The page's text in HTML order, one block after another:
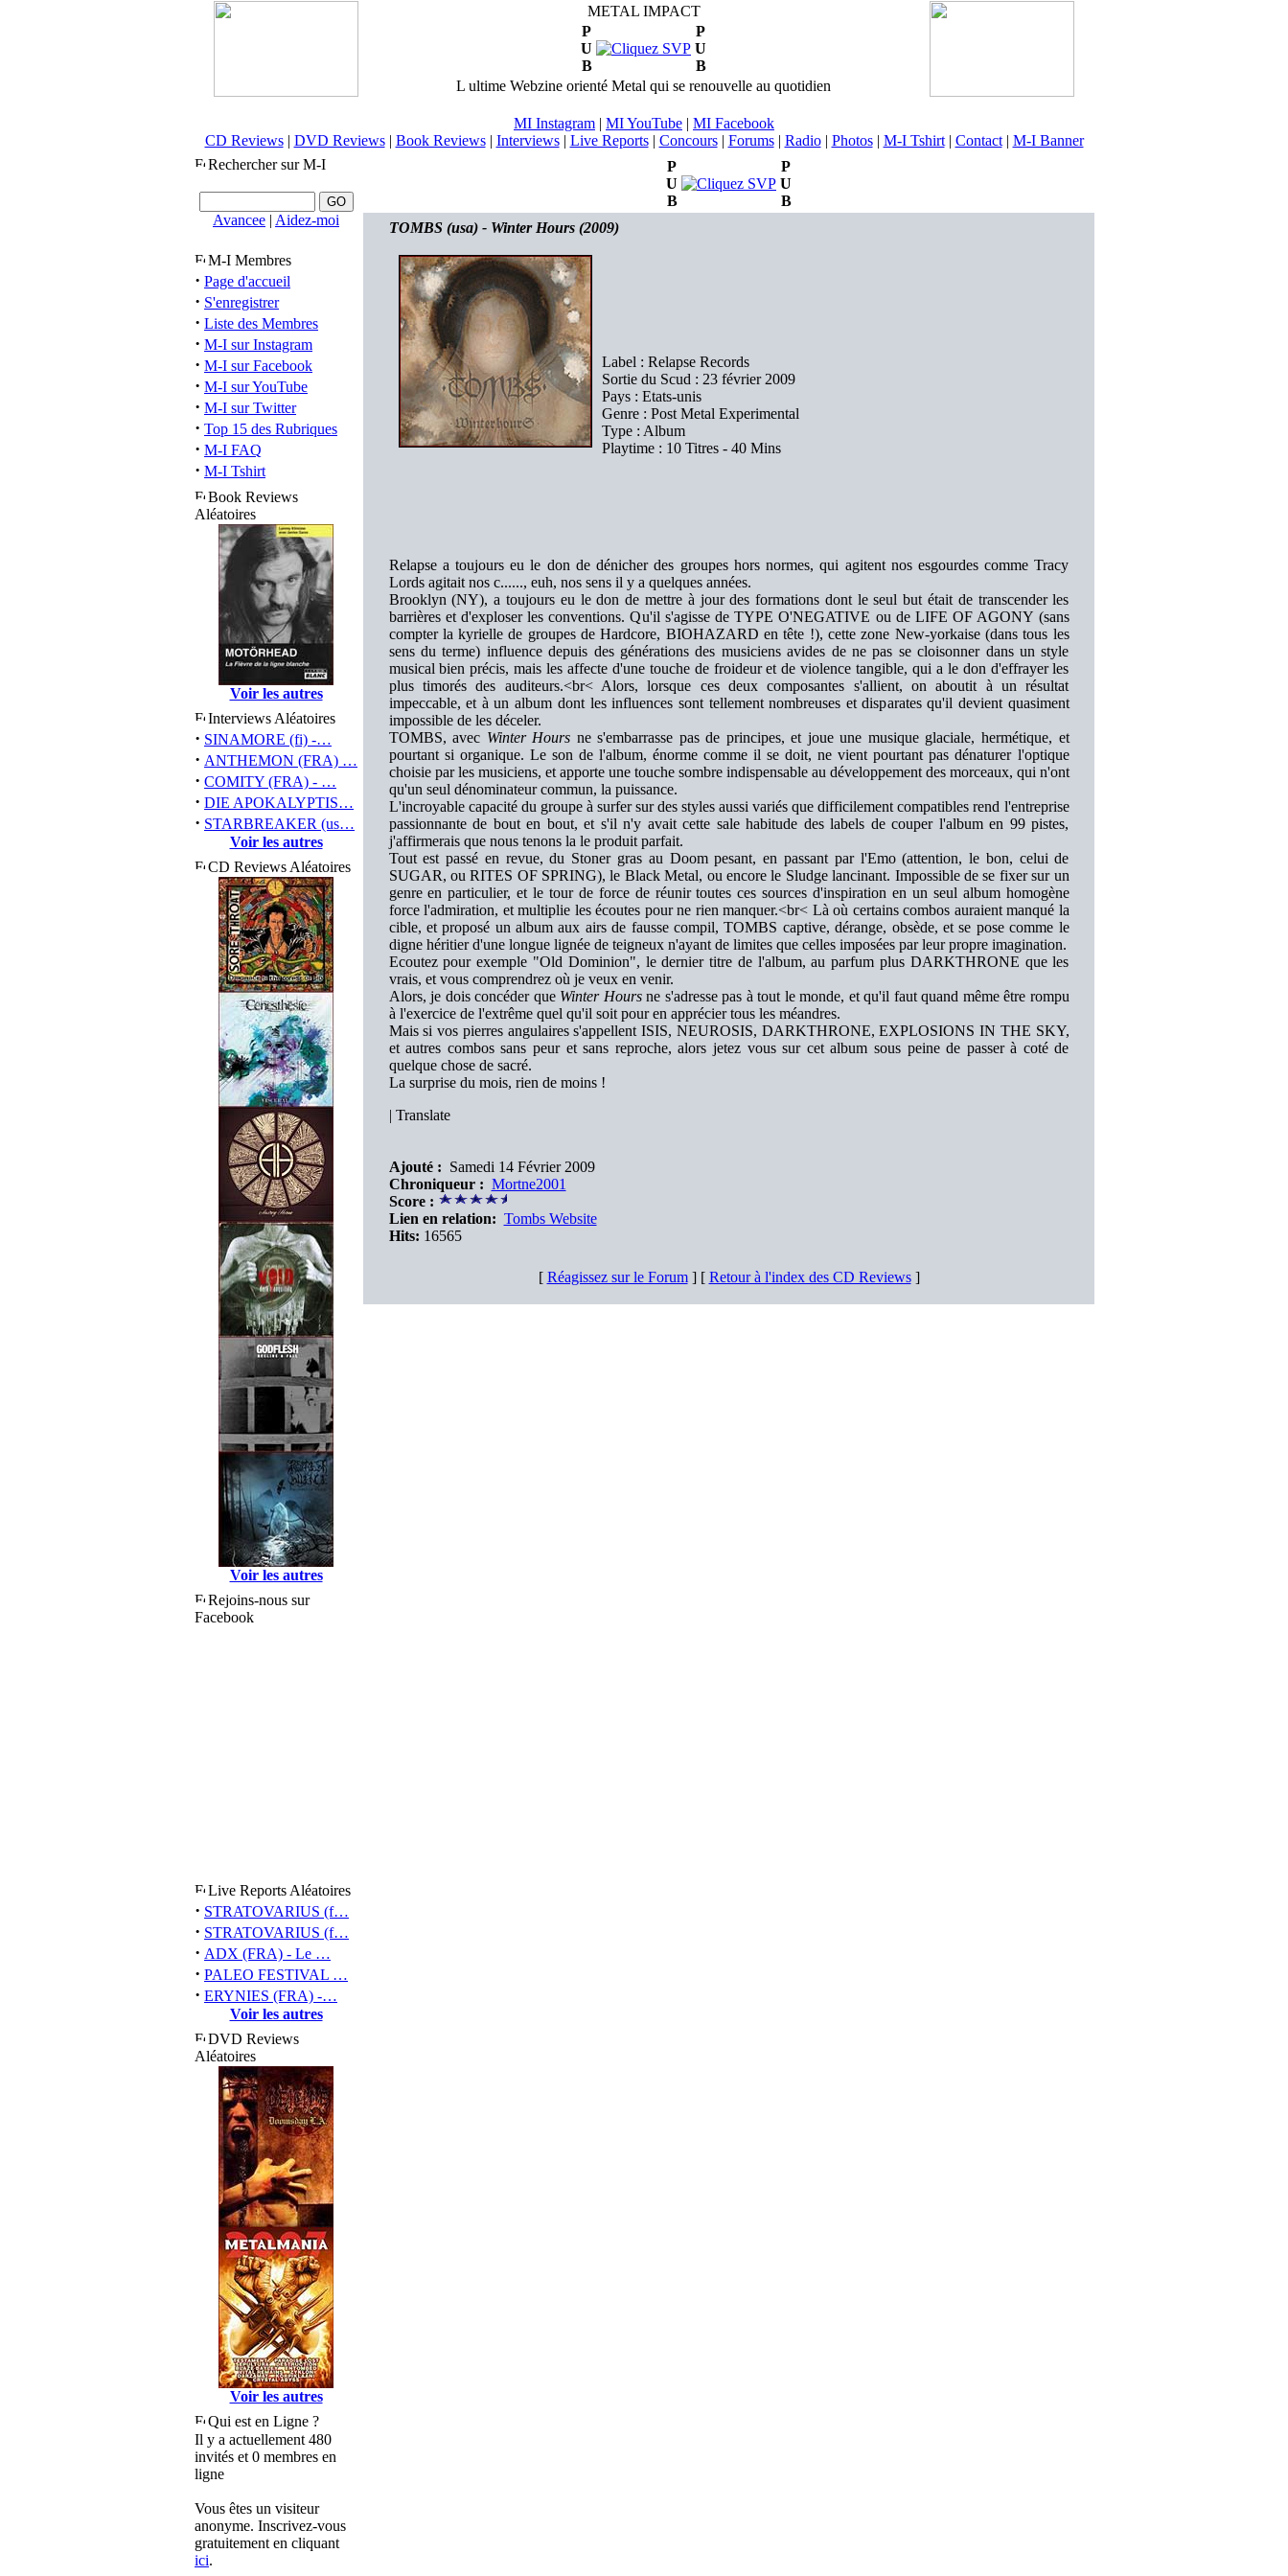
METAL IMPACT
P
U
B
P
U
B
L ultime Webzine orienté Metal qui se renouvelle au quotidien
MI Instagram | MI YouTube | MI Facebook
CD Reviews| DVD Reviews| Book Reviews| Interviews| Live Reports| Concours| Forums| Radio| Photos| M-I Tshirt| Contact| M-I Banner
Rechercher sur M-I
Avancee | Aidez-moi
M-I Membres
· Page d'accueil
· S'enregistrer
· Liste des Membres
· M-I sur Instagram
· M-I sur Facebook
· M-I sur YouTube
· M-I sur Twitter
· Top 15 des Rubriques
· M-I FAQ
· M-I Tshirt
Book Reviews
Aléatoires
Voir les autres
Interviews Aléatoires
· SINAMORE (fi) -…
· ANTHEMON (FRA) …
· COMITY (FRA) - …
· DIE APOKALYPTIS…
· STARBREAKER (us…
Voir les autres
CD Reviews Aléatoires
Voir les autres
Rejoins-nous sur
Facebook
Live Reports Aléatoires
· STRATOVARIUS (f…
· STRATOVARIUS (f…
· ADX (FRA) - Le …
· PALEO FESTIVAL …
· ERYNIES (FRA) -…
Voir les autres
DVD Reviews
Aléatoires
Voir les autres
Qui est en Ligne ?
Il y a actuellement 480
invités et 0 membres en
ligne
Vous êtes un visiteur
anonyme. Inscrivez-vous
gratuitement en cliquant
ici.
P
U
B
P
U
B
TOMBS (usa) - Winter Hours (2009)
Label : Relapse Records
Sortie du Scud : 23 février 2009
Pays : Etats-unis
Genre : Post Metal Experimental
Type : Album
Playtime : 10 Titres - 40 Mins
Relapse a toujours eu le don de dénicher des groupes hors normes, qui agitent nos esgourdes comme Tracy
Lords agitait nos c......, euh, nos sens il y a quelques années.
Brooklyn (NY), a toujours eu le don de mettre à jour des formations dont le seul but était de transcender les
barrières et d'exploser les conventions. Qu'il s'agisse de TYPE O'NEGATIVE ou de LIFE OF AGONY (sans
compter la kyrielle de groupes de Hardcore, BIOHAZARD en tête !), cette zone New-yorkaise (dans tous les
sens du terme) influence depuis des générations des musiciens avides de ne pas se cloisonner dans un style
musical bien précis, mais les affecte d'une touche de froideur et de violence tangible, qui a le don d'effrayer les
plus timorés des auditeurs.<br< Alors, lorsque ces deux composantes s'allient, on aboutit à un résultat
impeccable, et à un album dont les influences sont tellement nombreuses et disparates qu'il devient quasiment
impossible de les déceler.
TOMBS, avec Winter Hours ne s'embarrasse pas de principes, et joue une musique glaciale, hermétique, et
pourtant si organique. Le son de l'album, énorme comme il se doit, ne vient pourtant pas dénaturer l'optique
choisie par les musiciens, et apporte une touche sombre indispensable au développement des morceaux, qui n'ont
qu'un seul dénominateur commun, la puissance.
L'incroyable capacité du groupe à surfer sur des styles aussi variés que difficilement compatibles rend l'entreprise
passionnante de bout en bout, et s'il n'y avait cette sale habitude des labels de couper l'album en 99 pistes,
j'affirmerais que nous tenons la le produit parfait.
Tout est passé en revue, du Stoner gras au Doom pesant, en passant par l'Emo (attention, le bon, celui de
SUGAR, ou RITES OF SPRING), le Black Metal, ou encore le Sludge lancinant. Impossible de se fixer sur un
genre en particulier, et le tour de force de réunir toutes ces sources d'inspiration en un seul album homogène
force l'admiration, et multiplie les écoutes pour ne rien manquer.<br< Là où certains combos auraient manqué la
cible, et proposé un album aux airs de fausse compil, TOMBS captive, dérange, obsède, et se pose comme le
digne héritier d'une longue lignée de teigneux n'ayant de limites que celles imposées par leur propre imagination.
Ecoutez pour exemple "Old Dominion", le dernier titre de l'album, au parfum plus DARKTHRONE que les
vrais, et vous comprendrez où je veux en venir.
Alors, je dois concéder que Winter Hoursne s'adresse pas à tout le monde, et qu'il faut quand même être rompu
à l'exercice de l'extrême quel qu'il soit pour en apprécier tous les méandres.
Mais si vos pierres angulaires s'appellent ISIS, NEUROSIS, DARKTHRONE, EXPLOSIONS IN THE SKY,
et autres combos sans peur et sans reproche, alors jetez vous sur cet album sous peine de passer à coté de
quelque chose de sacré.
La surprise du mois, rien de moins !
| Translate
Ajouté : Samedi 14 Février 2009
Chroniqueur : Mortne2001
Score :
Lien en relation: Tombs Website
Hits: 16565
[ Réagissez sur le Forum] [ Retour à l'index des CD Reviews]